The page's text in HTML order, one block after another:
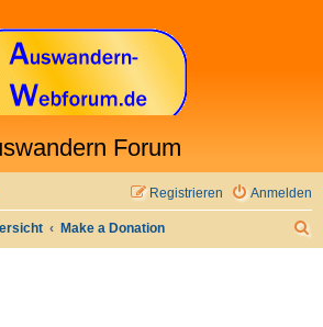
Forum
Anmelden
Registrieren
Make a Donation